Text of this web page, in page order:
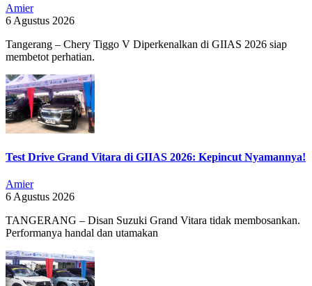
Amier
6 Agustus 2026
Tangerang – Chery Tiggo V Diperkenalkan di GIIAS 2026 siap
membetot perhatian.
Test Drive Grand Vitara di GIIAS 2026: Kepincut Nyamannya!
Amier
6 Agustus 2026
TANGERANG – Disan Suzuki Grand Vitara tidak membosankan.
Performanya handal dan utamakan